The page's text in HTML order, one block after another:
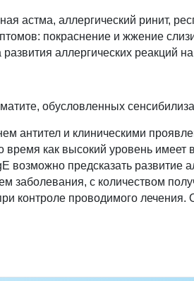
астма, аллергический ринит,
покраснение и жжение
аллергических реакций на
обусловленных
антител и клиническими
время как высокий уровень
предсказать развитие
заболевания, с количеством
контроле проводимого лечения.